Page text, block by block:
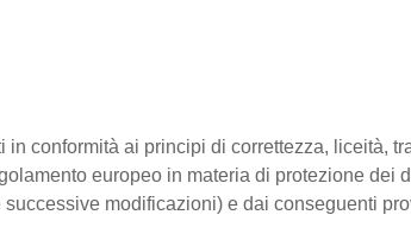
conformità ai principi di correttezza, liceità,
europeo in materia di protezione
modificazioni) e dai conseguenti